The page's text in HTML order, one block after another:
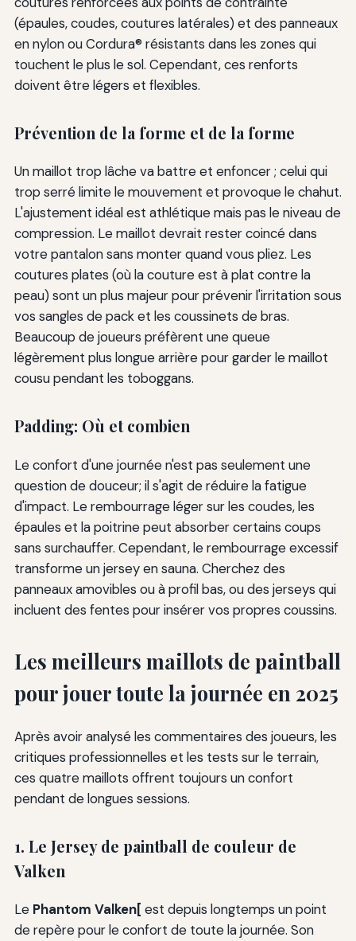
(épaules, coudes, coutures latérales) et des panneaux
en nylon ou Cordura® résistants dans les zones qui
touchent le plus le sol. Cependant, ces renforts
doivent être légers et flexibles.
Prévention de la forme et de la forme
Un maillot trop lâche va battre et enfoncer ; celui qui
trop serré limite le mouvement et provoque le chahut.
L'ajustement idéal est athlétique mais pas le niveau de
compression. Le maillot devrait rester coincé dans
votre pantalon sans monter quand vous pliez. Les
coutures plates (où la couture est à plat contre la
peau) sont un plus majeur pour prévenir l'irritation sous
vos sangles de pack et les coussinets de bras.
Beaucoup de joueurs préfèrent une queue
légèrement plus longue arrière pour garder le maillot
cousu pendant les toboggans.
Padding: Où et combien
Le confort d'une journée n'est pas seulement une
question de douceur; il s'agit de réduire la fatigue
d'impact. Le rembourrage léger sur les coudes, les
épaules et la poitrine peut absorber certains coups
sans surchauffer. Cependant, le rembourrage excessif
transforme un jersey en sauna. Cherchez des
panneaux amovibles ou à profil bas, ou des jerseys qui
incluent des fentes pour insérer vos propres coussins.
Les meilleurs maillots de paintball
pour jouer toute la journée en 2025
Après avoir analysé les commentaires des joueurs, les
critiques professionnelles et les tests sur le terrain,
ces quatre maillots offrent toujours un confort
pendant de longues sessions.
1. Le Jersey de paintball de couleur de
Valken
Le Phantom Valken[ est depuis longtemps un point
de repère pour le confort de toute la journée. Son